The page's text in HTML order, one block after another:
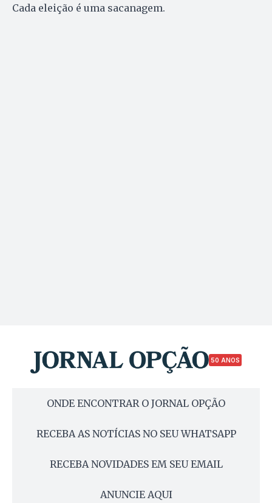
Cada eleição é uma sacanagem.
50 ANOS
ONDE ENCONTRAR O JORNAL OPÇÃO
RECEBA AS NOTÍCIAS NO SEU WHATSAPP
RECEBA NOVIDADES EM SEU EMAIL
ANUNCIE AQUI